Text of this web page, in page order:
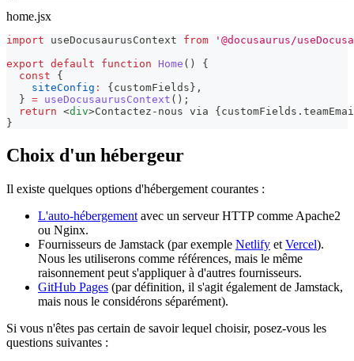
home.jsx
import useDocusaurusContext from
'@docusaurus/
export default function Home ( )
{
const
{
siteConfig : { customFields } ,
} = useDocusaurusContext ( ) ;
return <div>Contactez-nous via { customFields .
}
Choix d'un hébergeur
Il existe quelques options d'hébergement courantes :
L'auto-hébergement avec un serveur HTTP comme Apache2
ou Nginx.
Fournisseurs de Jamstack (par exemple Netlify et Vercel).
Nous les utiliserons comme références, mais le même
raisonnement peut s'appliquer à d'autres fournisseurs.
GitHub Pages (par définition, il s'agit également de Jamstack,
mais nous le considérons séparément).
Si vous n'êtes pas certain de savoir lequel choisir, posez-vous les
questions suivantes :